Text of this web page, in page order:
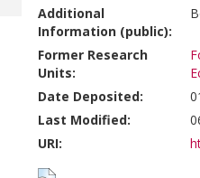
Additional
Information (public):
Former Research
Units:
Date Deposited:
Last Modified:
URI: